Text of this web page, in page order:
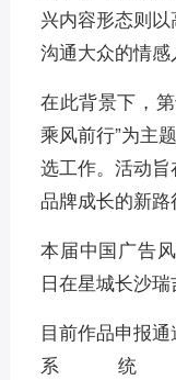
兴内容形态则
沟通大众的情感
在此背景下，
乘风前行”为主
选工作。活动
品牌成长的新路
本届中国广告
日在星城长沙瑞
目前作品申报
系